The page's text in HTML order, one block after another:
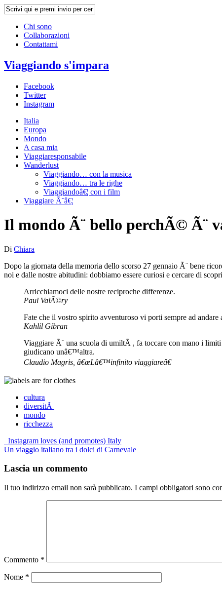
Chi sono
Collaborazioni
Contattami
Viaggiando s'impara
Facebook
Twitter
Instagram
Italia
Europa
Mondo
A casa mia
Viaggiaresponsabile
Wanderlust
Viaggiando… con la musica
Viaggiando… tra le righe
Viaggiandoâ€¦ con i film
Viaggiare Ã¨â€¦
Il mondo Ã¨ bello perchÃ© Ã¨
Di Chiara
Dopo la giornata della memoria dello scorso 27 gennaio Ã¨ bene
noi e dalle nostre abitudini: dobbiamo essere curiosi e cercare di
Arricchiamoci delle nostre reciproche differenze.
Paul ValÃ©ry
Fate che il vostro spirito avventuroso vi porti sempre ad
Kahlil Gibran
Viaggiare Ã¨ una scuola di umiltÃ , fa toccare con mano i
giudicano unâ€™altra.
Claudio Magris, â€œLâ€™infinito viaggiareâ€
cultura
diversitÃ
mondo
ricchezza
Post
navigation
Instagram loves (and promotes) Italy
Un viaggio italiano tra i dolci di Carnevale
Lascia un commento
Il tuo indirizzo email non sarà pubblicato. I campi obbligatori sono
Commento *
Nome *